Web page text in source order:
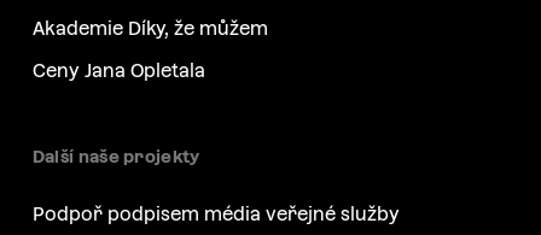
Akademie Díky, že můžem
Ceny Jana Opletala
Další naše projekty
Podpoř podpisem média veřejné služby